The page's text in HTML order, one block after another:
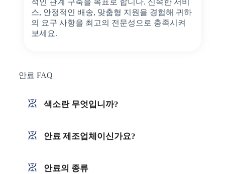
적인 관계 구축을 목표로 합니다. 신속한 서비
스, 안정적인 배송, 맞춤형 지원을 경험해 귀하
의 요구 사항을 최고의 전문성으로 충족시켜
보세요.
안료 FAQ
색소란 무엇입니까?
안료 제조업체이신가요?
안료의 종류